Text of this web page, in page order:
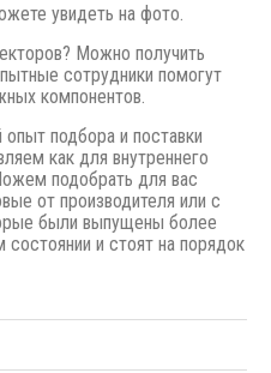
увидеть на фото.
Можно получить
сотрудники помогут
компонентов.
подбора и поставки
как для внутреннего
подобрать для вас
от производителя или с
были выпущены более
состоянии и стоят на порядок